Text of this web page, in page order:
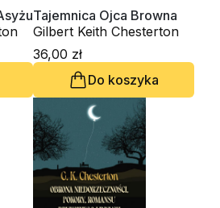
Tajemnica Ojca Browna
Gilbert Keith Chesterton
36,00 zł
Do koszyka